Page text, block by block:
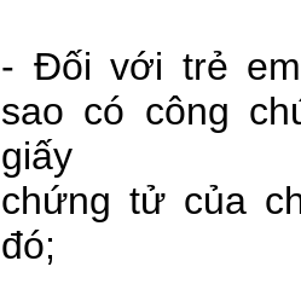
- Đối với trẻ
sao có công
giấy
chứng tử của
đó;